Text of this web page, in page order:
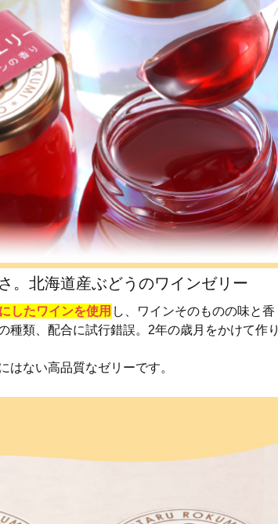
。北海道産ぶどうのワインゼリー
したワインを使用 し、ワインそのものの味と香
種類、配合に試行錯誤。2年の歳月をかけて作り
はない高品質なゼリーです。